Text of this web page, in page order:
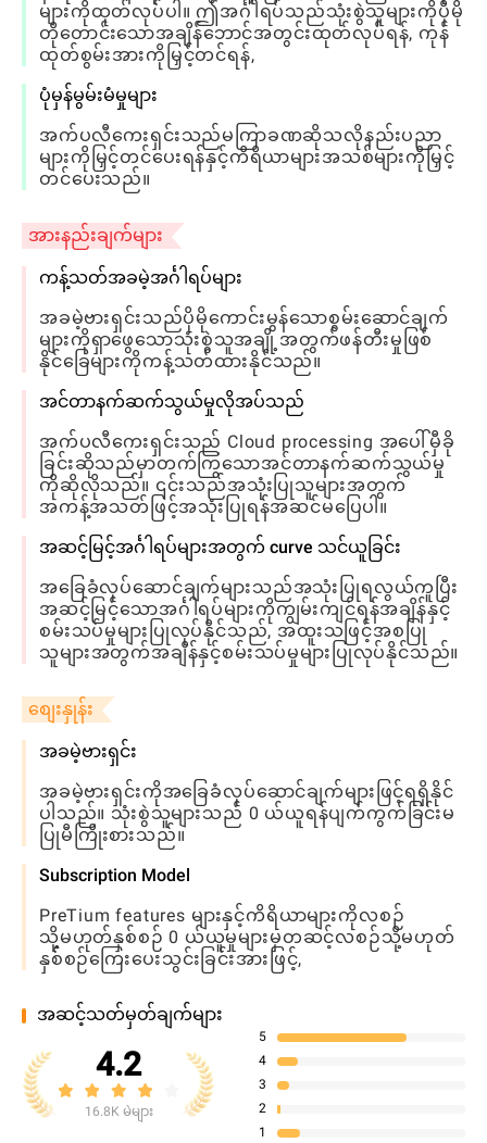
များကိုထုတ်လုပ်ပါ။ ဤအင်္ဂါရပ်သည်သုံးစွဲသူများကိုပိုမို
တိုတောင်းသောအချိန်ဘောင်အတွင်းထုတ်လုပ်ရန်, ကုန်
ထုတ်စွမ်းအားကိုမြှင့်တင်ရန်,
ပုံမှန်မွမ်းမံမှုများ
အက်ပလီကေးရှင်းသည်မကြာခဏဆိုသလိုနည်းပညာ
များကိုမြှင့်တင်ပေးရန်နှင့်ကိရိယာများအသစ်များကိုမြှင့်
တင်ပေးသည်။
အားနည်းချက်များ
ကန့်သတ်အခမဲ့အင်္ဂါရပ်များ
အခမဲ့ဗားရှင်းသည်ပိုမိုကောင်းမွန်သောစွမ်းဆောင်ချက်
များကိုရှာဖွေသောသုံးစွဲသူအချို့အတွက်ဖန်တီးမှုဖြစ်
နိုင်ခြေများကိုကန့်သတ်ထားနိုင်သည်။
အင်တာနက်ဆက်သွယ်မှုလိုအပ်သည်
အက်ပလီကေးရှင်းသည် Cloud processing အပေါ်မှီခို
ခြင်းဆိုသည်မှာတက်ကြွသောအင်တာနက်ဆက်သွယ်မှု
ကိုဆိုလိုသည်။ ၎င်းသည်အသုံးပြုသူများအတွက်
အကန့်အသတ်ဖြင့်အသုံးပြုရန်အဆင်မပြေပါ။
အဆင့်မြင့်အင်္ဂါရပ်များအတွက် curve သင်ယူခြင်း
အခြေခံလုပ်ဆောင်ချက်များသည်အသုံးပြုရလွယ်ကူပြီး
အဆင့်မြင့်သောအင်္ဂါရပ်များကိုကျွမ်းကျင်ရန်အချိန်နှင့်
စမ်းသပ်မှုများပြုလုပ်နိုင်သည်, အထူးသဖြင့်အစပြု
သူများအတွက်အချိန်နှင့်စမ်းသပ်မှုများပြုလုပ်နိုင်သည်။
စျေးနှုန်း
အခမဲ့ဗားရှင်း
အခမဲ့ဗားရှင်းကိုအခြေခံလုပ်ဆောင်ချက်များဖြင့်ရရှိနိုင်
ပါသည်။ သုံးစွဲသူများသည် 0 ယ်ယူရန်ပျက်ကွက်ခြင်းမ
ပြုမီကြိုးစားသည်။
Subscription Model
PreTium features များနှင့်ကိရိယာများကိုလစဉ်
သို့မဟုတ်နှစ်စဉ် 0 ယ်ယူမှုများမှတဆင့်လစဉ်သို့မဟုတ်
နှစ်စဉ်ကြေးပေးသွင်းခြင်းအားဖြင့်,
အဆင့်သတ်မှတ်ချက်များ
4.2
16.8K မဲများ
5
4
3
2
1